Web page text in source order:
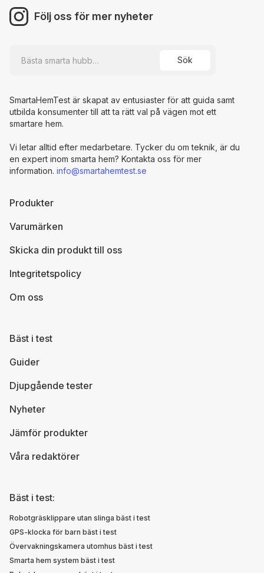
Bäst i test
Guider
Djupgående tester
Nyheter
Jämför produkter
Våra redaktörer
Produkter
Varumärken
Skicka din produkt till oss
Integritetspolicy
Om oss
Följ oss för mer nyheter
SmartaHemTest är skapat av entusiaster för att guida samt
utbilda konsumenter till att ta rätt val på vägen mot ett
smartare hem.
Vi letar alltid efter medarbetare. Tycker du om teknik, är du
en expert inom smarta hem? Kontakta oss för mer
information. info@smartahemtest.se
Bäst i test:
Robotgräsklippare utan slinga bäst i test
GPS-klocka för barn bäst i test
Övervakningskamera utomhus bäst i test
Smarta hem system bäst i test